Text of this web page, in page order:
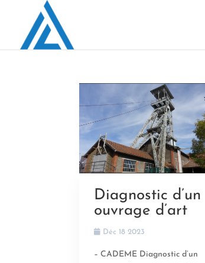
Diagnostic d’un
ouvrage d’art
Déc 18 2023
– CADEME Diagnostic d’un